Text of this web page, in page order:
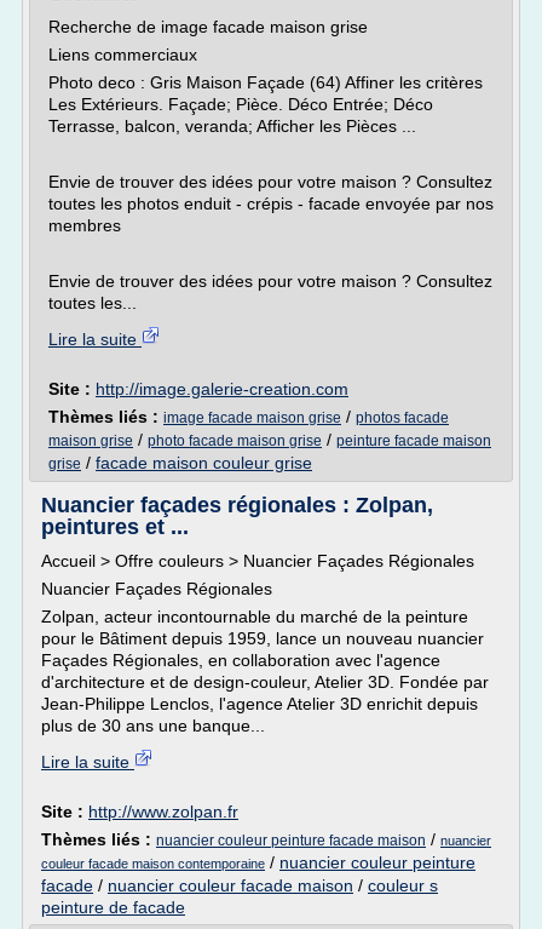
Recherche de image facade maison grise
Liens commerciaux
Photo deco : Gris Maison Façade (64) Affiner les critères
Les Extérieurs. Façade; Pièce. Déco Entrée; Déco
Terrasse, balcon, veranda; Afficher les Pièces ...
Envie de trouver des idées pour votre maison ? Consultez
toutes les photos enduit - crépis - facade envoyée par nos
membres
Envie de trouver des idées pour votre maison ? Consultez
toutes les...
Lire la suite
Site : http://image.galerie-creation.com
Thèmes liés : image facade maison grise / photos facade
maison grise / photo facade maison grise / peinture facade maison
grise / facade maison couleur grise
Nuancier façades régionales : Zolpan,
peintures et ...
Accueil > Offre couleurs > Nuancier Façades Régionales
Nuancier Façades Régionales
Zolpan, acteur incontournable du marché de la peinture
pour le Bâtiment depuis 1959, lance un nouveau nuancier
Façades Régionales, en collaboration avec l'agence
d'architecture et de design-couleur, Atelier 3D. Fondée par
Jean-Philippe Lenclos, l'agence Atelier 3D enrichit depuis
plus de 30 ans une banque...
Lire la suite
Site : http://www.zolpan.fr
Thèmes liés : nuancier couleur peinture facade maison / nuancier
couleur facade maison contemporaine / nuancier couleur peinture
facade / nuancier couleur facade maison / couleur s
peinture de facade